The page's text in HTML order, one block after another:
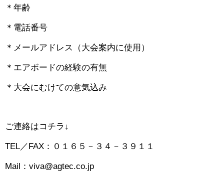
＊年齢
＊電話番号
＊メールアドレス（大会案内に使用）
＊エアボードの経験の有無
＊大会にむけての意気込み
ご連絡はコチラ↓
TEL／FAX：０１６５－３４－３９１１
Mail：viva@agtec.co.jp